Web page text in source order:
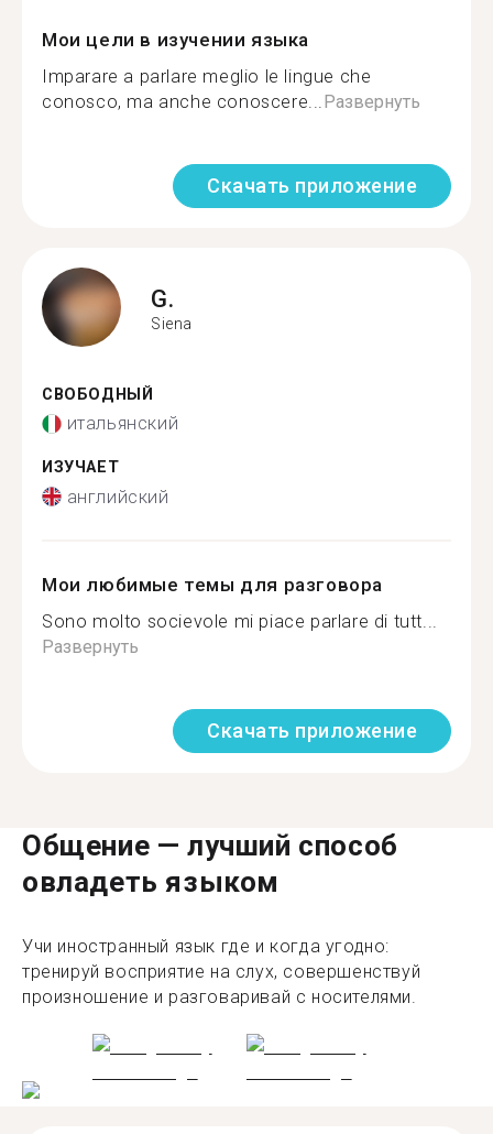
Мои цели в изучении языка
Imparare a parlare meglio le lingue che
conosco, ma anche conoscere... Развернуть
Скачать приложение
G.
Siena
СВОБОДНЫЙ
итальянский
ИЗУЧАЕТ
английский
Мои любимые темы для разговора
Sono molto socievole mi piace parlare di tutt...
Развернуть
Скачать приложение
Общение — лучший способ
овладеть языком
Учи иностранный язык где и когда угодно:
тренируй восприятие на слух, совершенствуй
произношение и разговаривай с носителями.